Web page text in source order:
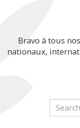
Bravo à tous
nationaux,